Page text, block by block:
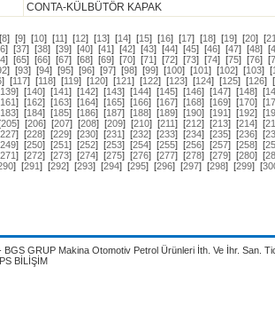
CONTA-KÜLBÜTÖR KAPAK
[8] [9] [10] [11] [12] [13] [14] [15] [16] [17] [18] [19] [20] [
] [37] [38] [39] [40] [41] [42] [43] [44] [45] [46] [47] [48] [
] [65] [66] [67] [68] [69] [70] [71] [72] [73] [74] [75] [76] [
] [93] [94] [95] [96] [97] [98] [99] [100] [101] [102] [103] [
] [117] [118] [119] [120] [121] [122] [123] [124] [125] [126] [
139] [140] [141] [142] [143] [144] [145] [146] [147] [148] [
161] [162] [163] [164] [165] [166] [167] [168] [169] [170] [
183] [184] [185] [186] [187] [188] [189] [190] [191] [192] [
205] [206] [207] [208] [209] [210] [211] [212] [213] [214] [
227] [228] [229] [230] [231] [232] [233] [234] [235] [236] [
249] [250] [251] [252] [253] [254] [255] [256] [257] [258] [
271] [272] [273] [274] [275] [276] [277] [278] [279] [280] [
] [291] [292] [293] [294] [295] [296] [297] [298] [299] [
BGS GRUP Makina Otomotiv Petrol Ürünleri İth. Ve İhr. San.
BİLİŞİM